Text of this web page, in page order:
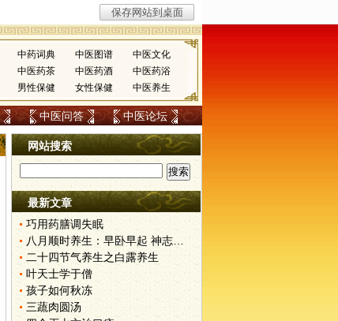
中药词典 中医图谱
中医文化
中医药茶 中医药酒
中医药浴
男性保健 女性保健 中医养生
中医问答 中医论坛
网站搜索
最新文章
巧用药膳调失眠
八月顺时养生：早卧早起 神志安宁
二十四节气养生之白露养生
叶天士学于僧
孩子如何秋冻
三蔬肉圆汤